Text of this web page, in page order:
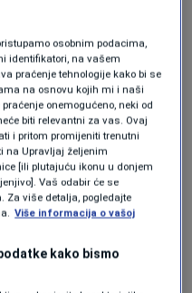
četiri godine
još uvijek stari
2014. godine.
Koliko ima
imenovano? Pet.
jer onaj ko je
FBiH - op.red.)
prijedloge
osobnim podacima,
identifikatori, na vašem
praćenje tehnologije kako bi se
na osnovu kojih mi i naši
onemogućeno, neki od
biti relevantni za vas. Ovaj
i pritom promijeniti trenutni
na Upravljaj željenim
[ili plutajuću ikonu u donjem
Vaš odabir će se
Za više detalja, pogledajte
Više informacija o vašoj
kako bismo